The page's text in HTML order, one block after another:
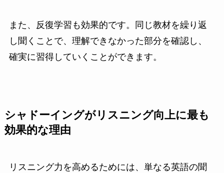
また、反復学習も効果的です。同じ教材を繰り返
し聞くことで、理解できなかった部分を確認し、
確実に習得していくことができます。
シャドーイングがリスニング向上に最も
効果的な理由
リスニング力を高めるためには、単なる英語の聞